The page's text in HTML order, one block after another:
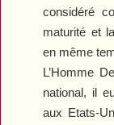
considéré
maturité et
en même
L’Homme
national, il
aux Etats-